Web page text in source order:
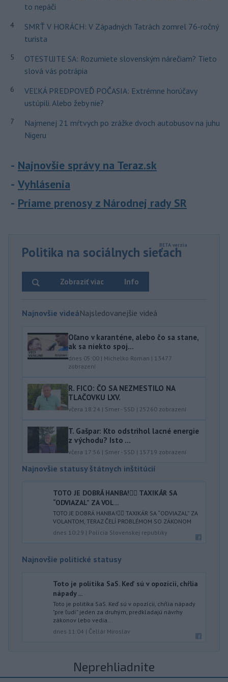
to nepáči
4
SMRŤ V HORÁCH: V Západných Tatrách zomrel 76-ročný
turista
5
OTESTUJTE SA: Rozumiete slovenským nárečiam? Tieto
slová vás potrápia
6
VEĽKÁ PREDPOVEĎ POČASIA: Extrémne horúčavy
ustúpili. Alebo žeby nie?
7
Najmenej 21 mŕtvych po zrážke dvoch autobusov na juhu
Nigeru
Najnovšie správy na Teraz.sk
Vyhlásenia
Priame prenosy z Národnej rady SR
Politika na sociálnych sieťach
Info
Zobraziť viac
Najnovšie videáNajsledovanejšie videá
Oľano v karanténe, alebo čo sa stane,
ak sa niekto spoj...
dnes 05:00 | Michelko Roman | 13477
zobrazení
R. FICO: ČO SA NEZMESTILO NA
TLAČOVKU LXV.
včera 18:24 | Smer - SSD | 25260 zobrazení
T. Gašpar: Kto odstrihol lacné energie
z východu? Isto ...
včera 17:56 | Smer - SSD | 15719 zobrazení
Najnovšie statusy štátnych inštitúcií
TOTO JE DOBRÁ HANBA!🤦‍♂️ TAXIKÁR SA
“ODVIAZAL” ZA VOL...
TOTO JE DOBRÁ HANBA!🤦‍♂️ TAXIKÁR SA “ODVIAZAL” ZA
VOLANTOM, TERAZ ČELÍ PROBLÉMOM SO ZÁKONOM
dnes 10:29 | Polícia Slovenskej republiky
Najnovšie politické statusy
Toto je politika SaS. Keď sú v opozícii, chŕlia
nápady ...
Toto je politika SaS. Keď sú v opozícii, chŕlia nápady
"pre ľudí" jeden za druhým, predkladajú návrhy
zákonov lebo vedia...
dnes 11:04 | Čellár Miroslav
Neprehliadnite